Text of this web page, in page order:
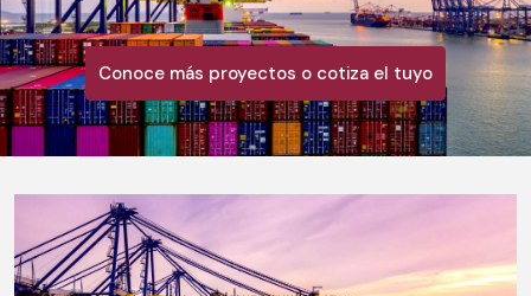
Conoce más proyectos o cotiza el tuyo